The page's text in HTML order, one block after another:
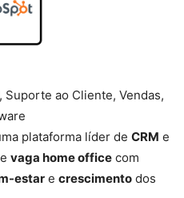
Suporte ao Cliente, Vendas,
plataforma líder de CRM e
vaga home office com
estar e crescimento dos